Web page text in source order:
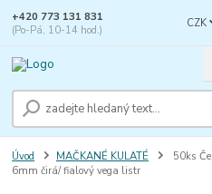
CZK
+420 773 131 831
(Po-Pá, 10-14 hod.)
Úvod MAČKANÉ KULATÉ
50ks
6mm čirá/ fialový vega listr